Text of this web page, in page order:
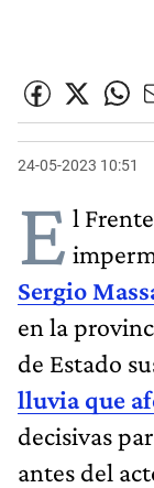
24-05-2023 10:51
E l
Sergio
en la
de Estado
lluvia que
decisivas
antes del